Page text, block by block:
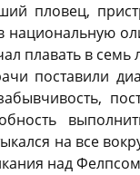
пловец,
национальную
плавать в семь
поставили
на все
над